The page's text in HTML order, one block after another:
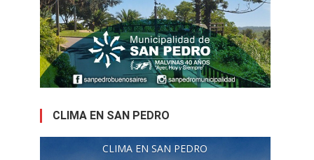
CLIMA EN SAN PEDRO
CLIMA EN SAN PEDRO